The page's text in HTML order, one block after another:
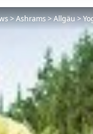
>Ashrams>Allgäu>